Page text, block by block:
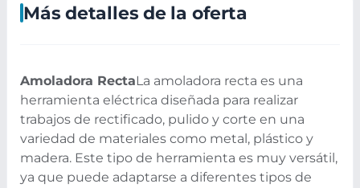
Más detalles de la oferta
Amoladora RectaLa amoladora recta es una
herramienta eléctrica diseñada para realizar
trabajos de rectificado, pulido y corte en una
variedad de materiales como metal, plástico y
madera. Este tipo de herramienta es muy versátil,
ya que puede adaptarse a diferentes tipos de